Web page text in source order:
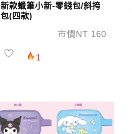
新款蠟筆小新-零錢包/斜挎
包(四款)
市價NT 160
1